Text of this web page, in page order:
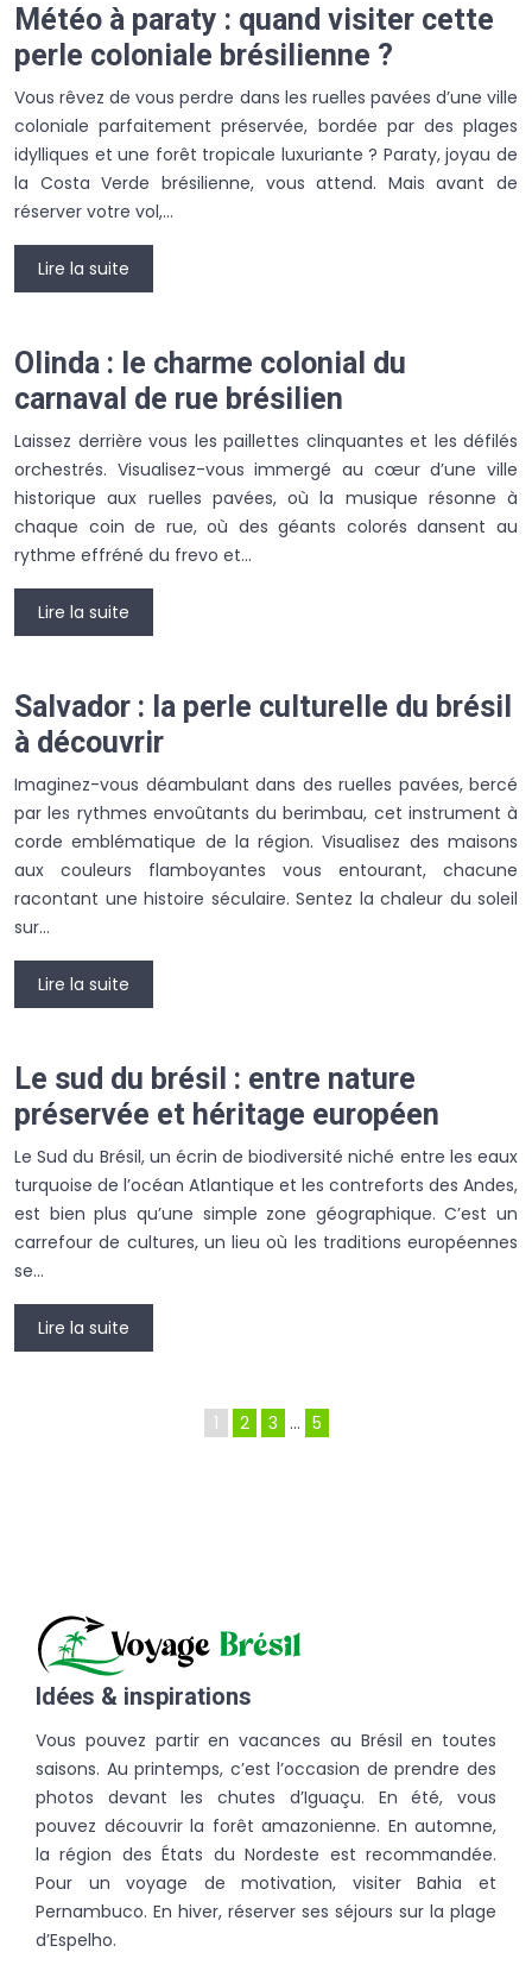
Météo à paraty : quand visiter cette
perle coloniale brésilienne ?
Vous rêvez de vous perdre dans les ruelles pavées d’une ville
coloniale parfaitement préservée, bordée par des plages
idylliques et une forêt tropicale luxuriante ? Paraty, joyau de
la Costa Verde brésilienne, vous attend. Mais avant de
réserver votre vol,…
Lire la suite
Olinda : le charme colonial du
carnaval de rue brésilien
Laissez derrière vous les paillettes clinquantes et les défilés
orchestrés. Visualisez-vous immergé au cœur d’une ville
historique aux ruelles pavées, où la musique résonne à
chaque coin de rue, où des géants colorés dansent au
rythme effréné du frevo et…
Lire la suite
Salvador : la perle culturelle du brésil
à découvrir
Imaginez-vous déambulant dans des ruelles pavées, bercé
par les rythmes envoûtants du berimbau, cet instrument à
corde emblématique de la région. Visualisez des maisons
aux couleurs flamboyantes vous entourant, chacune
racontant une histoire séculaire. Sentez la chaleur du soleil
sur…
Lire la suite
Le sud du brésil : entre nature
préservée et héritage européen
Le Sud du Brésil, un écrin de biodiversité niché entre les eaux
turquoise de l’océan Atlantique et les contreforts des Andes,
est bien plus qu’une simple zone géographique. C’est un
carrefour de cultures, un lieu où les traditions européennes
se…
Lire la suite
1 2 3 … 5
Idées & inspirations
Vous pouvez partir en vacances au Brésil en toutes
saisons. Au printemps, c’est l’occasion de prendre des
photos devant les chutes d’Iguaçu. En été, vous
pouvez découvrir la forêt amazonienne. En automne,
la région des États du Nordeste est recommandée.
Pour un voyage de motivation, visiter Bahia et
Pernambuco. En hiver, réserver ses séjours sur la plage
d’Espelho.